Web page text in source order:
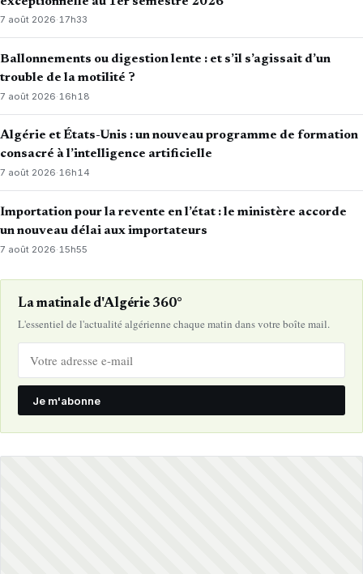
7 août 2026·17h33
Ballonnements ou digestion lente : et s’il s’agissait d’un
trouble de la motilité ?
7 août 2026·16h18
Algérie et États-Unis : un nouveau programme de formation
consacré à l’intelligence artificielle
7 août 2026·16h14
Importation pour la revente en l’état : le ministère accorde
un nouveau délai aux importateurs
7 août 2026· 15h55
La matinale d'Algérie 360°
L'essentiel de l'actualité algérienne chaque matin dans votre boîte mail.
Je m'abonne